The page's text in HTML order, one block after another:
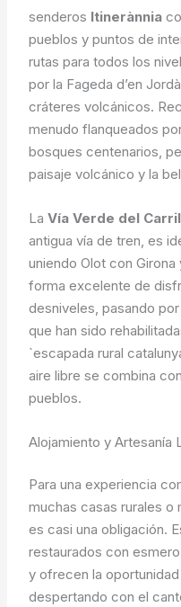
senderos Itinerànnia
pueblos y puntos de
rutas para todos los
por la Fageda d’en
cráteres volcánicos.
menudo flanqueados
bosques centenarios,
paisaje volcánico y la
LaVía Verde del
antigua vía de tren, es
uniendo Olot con Girona
forma excelente de
desniveles, pasando
que han sido
`escapada rural
aire libre se combina
pueblos.
Alojamiento y Artesanía
Para una experiencia
muchas casas rurales o
es casi una obligación.
restaurados con
y ofrecen la
despertando con el